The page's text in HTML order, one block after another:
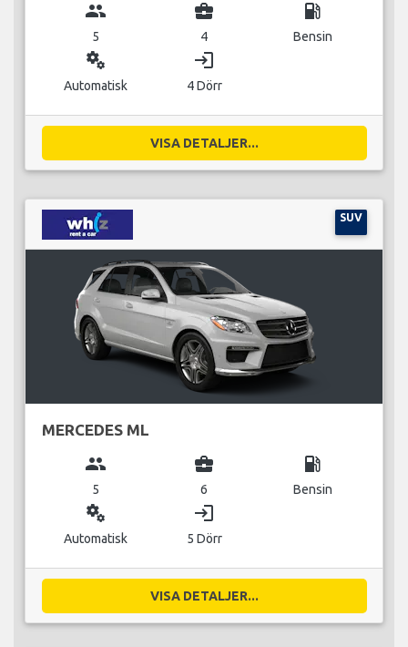
group
5
business_center
4
local_gas_station
Bensin
miscellaneous_services
Automatisk
login
4 Dörr
VISA DETALJER...
SUV
MERCEDES ML
group
5
business_center
6
local_gas_station
Bensin
miscellaneous_services
Automatisk
login
5 Dörr
VISA DETALJER...